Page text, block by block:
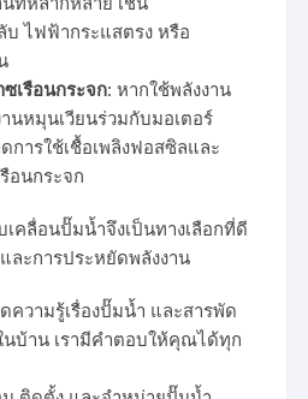
ไฟฟ้ากระแสตรง หรือ
เรือนกระจก: หากใช้พลังงาน
นหมุนเวียนร่วมกับมอเตอร์
การใช้เชื้อเพลิงฟอสซิลและ
อนกระจก
คลื่อนปั๊มน้ำจึงเป็นทางเลือกที่ดี
ละการประหยัดพลังงาน
วามรู้เรื่องปั๊มน้ำ และสารพัด
บ้าน เรามีคำตอบให้คุณได้ทุก